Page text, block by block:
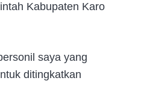
Kabupaten Karo
saya yang
ditingkatkan